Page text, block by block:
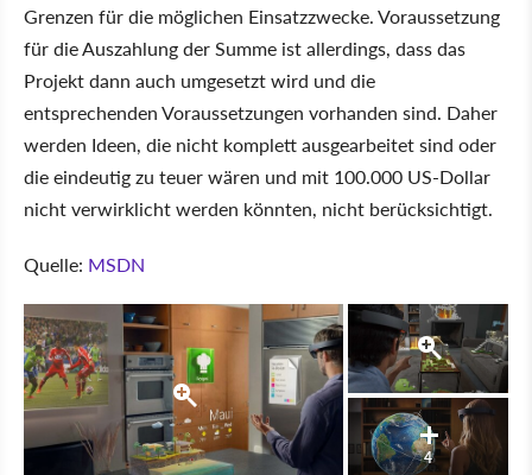
Grenzen für die möglichen Einsatzzwecke. Voraussetzung
für die Auszahlung der Summe ist allerdings, dass das
Projekt dann auch umgesetzt wird und die
entsprechenden Voraussetzungen vorhanden sind. Daher
werden Ideen, die nicht komplett ausgearbeitet sind oder
die eindeutig zu teuer wären und mit 100.000 US-Dollar
nicht verwirklicht werden könnten, nicht berücksichtigt.
Quelle: MSDN
4